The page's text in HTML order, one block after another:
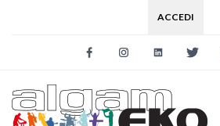
ACCEDI
FacebookInstagram